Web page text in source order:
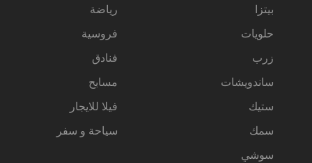
بيتزا
حلويات
زرب
ساندويشات
ستيك
سمك
سوشي
رياضة
فروسية
فنادق
مسابح
فيلا للايجار
سياحة و سفر